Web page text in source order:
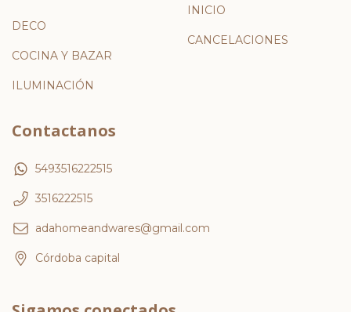
DECO
COCINA Y BAZAR
ILUMINACIÓN
INICIO
CANCELACIONES
Contactanos
5493516222515
3516222515
adahomeandwares@gmail.com
Córdoba capital